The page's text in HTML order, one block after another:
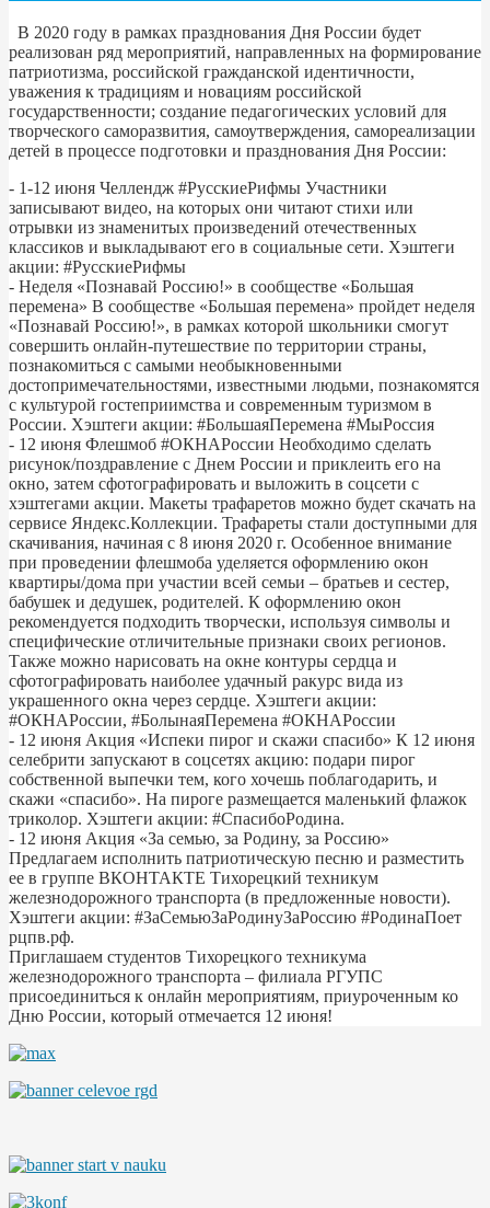
В 2020 году в рамках празднования Дня России будет
реализован ряд мероприятий, направленных на формирование
патриотизма, российской гражданской идентичности,
уважения к традициям и новациям российской
государственности; создание педагогических условий для
творческого саморазвития, самоутверждения, самореализации
детей в процессе подготовки и празднования Дня России:
- 1-12 июня Челлендж #РусскиеРифмы Участники
записывают видео, на которых они читают стихи или
отрывки из знаменитых произведений отечественных
классиков и выкладывают его в социальные сети. Хэштеги
акции: #РусскиеРифмы
- Неделя «Познавай Россию!» в сообществе «Большая
перемена» В сообществе «Большая перемена» пройдет неделя
«Познавай Россию!», в рамках которой школьники смогут
совершить онлайн-путешествие по территории страны,
познакомиться с самыми необыкновенными
достопримечательностями, известными людьми, познакомятся
с культурой гостеприимства и современным туризмом в
России. Хэштеги акции: #БольшаяПеремена #МыРоссия
- 12 июня Флешмоб #ОКНАРоссии Необходимо сделать
рисунок/поздравление с Днем России и приклеить его на
окно, затем сфотографировать и выложить в соцсети с
хэштегами акции. Макеты трафаретов можно будет скачать на
сервисе Яндекс.Коллекции. Трафареты стали доступными для
скачивания, начиная с 8 июня 2020 г. Особенное внимание
при проведении флешмоба уделяется оформлению окон
квартиры/дома при участии всей семьи – братьев и сестер,
бабушек и дедушек, родителей. К оформлению окон
рекомендуется подходить творчески, используя символы и
специфические отличительные признаки своих регионов.
Также можно нарисовать на окне контуры сердца и
сфотографировать наиболее удачный ракурс вида из
украшенного окна через сердце. Хэштеги акции:
#ОКНАРоссии, #БолынаяПеремена #ОКНАРоссии
- 12 июня Акция «Испеки пирог и скажи спасибо» К 12 июня
селебрити запускают в соцсетях акцию: подари пирог
собственной выпечки тем, кого хочешь поблагодарить, и
скажи «спасибо». На пироге размещается маленький флажок
триколор. Хэштеги акции: #СпасибоРодина.
- 12 июня Акция «За семью, за Родину, за Россию»
Предлагаем исполнить патриотическую песню и разместить
ее в группе ВКОНТАКТЕ Тихорецкий техникум
железнодорожного транспорта (в предложенные новости).
Хэштеги акции: #ЗаСемьюЗаРодинуЗаРоссию #РодинаПоет
рцпв.рф.
Приглашаем студентов Тихорецкого техникума
железнодорожного транспорта – филиала РГУПС
присоединиться к онлайн мероприятиям, приуроченным ко
Дню России, который отмечается 12 июня!